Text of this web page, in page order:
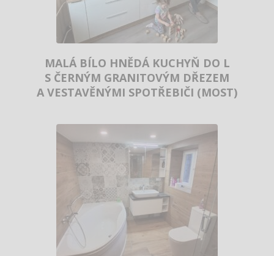
MALÁ BÍLO HNĚDÁ KUCHYŇ DO L
S ČERNÝM GRANITOVÝM DŘEZEM
A VESTAVĚNÝMI SPOTŘEBIČI (MOST)